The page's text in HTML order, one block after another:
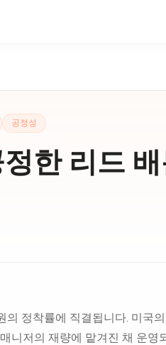
공정성
한 리드
정착률에 직결됩니다. 미국
니저의 재량에 맡겨진 채 운영